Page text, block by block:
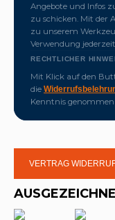
Angebote und Infos
zu schicken. Mit der
zu unserem
Verwendung
RECHTLICHER
Mit Klick auf den
die
Kenntnis genommen
VERTRAG